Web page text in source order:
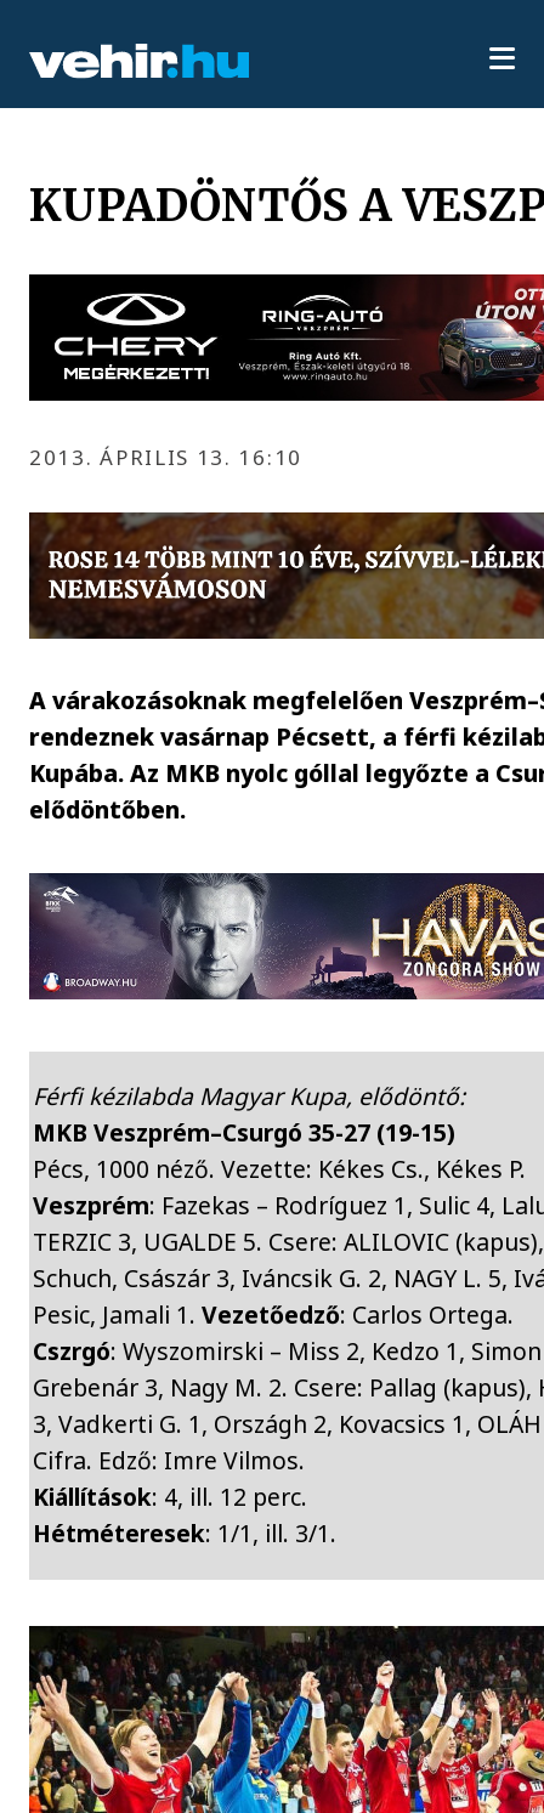
KUPADÖNTŐS A
2013. ÁPRILIS 13. 16:10
A várakozásoknak megfelelően
rendeznek vasárnap Pécsett, a férfi
Kupába. Az MKB nyolc góllal legyőzte a
elődöntőben.
Férfi kézilabda Magyar Kupa, elődöntő:
MKB Veszprém–Csurgó 35-27 (19-15)
Pécs, 1000 néző. Vezette: Kékes Cs., Kékes P.
Veszprém: Fazekas – Rodríguez 1, Sulic 4,
TERZIC 3, UGALDE 5. Csere: ALILOVIC
Schuch, Császár 3, Iváncsik G. 2, NAGY L. 5,
Pesic, Jamali 1.Vezetőedző: Carlos Ortega.
Cszrgó: Wyszomirski – Miss 2, Kedzo 1,
Grebenár 3, Nagy M. 2. Csere: Pallag
3, Vadkerti G. 1, Országh 2, Kovacsics 1,
Cifra. Edző: Imre Vilmos.
Kiállítások: 4, ill. 12 perc.
Hétméteresek: 1/1, ill. 3/1.